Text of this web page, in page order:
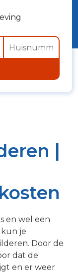
|
en wel een
je
Door de
dat de
en er weer